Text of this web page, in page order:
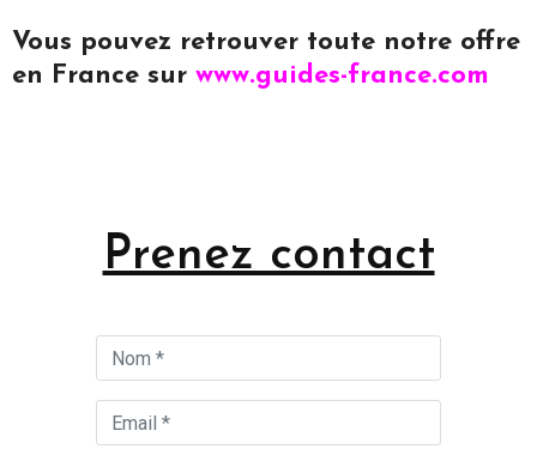
Vous pouvez retrouver toute notre offre
en France sur www.guides-france.com
Prenez contact